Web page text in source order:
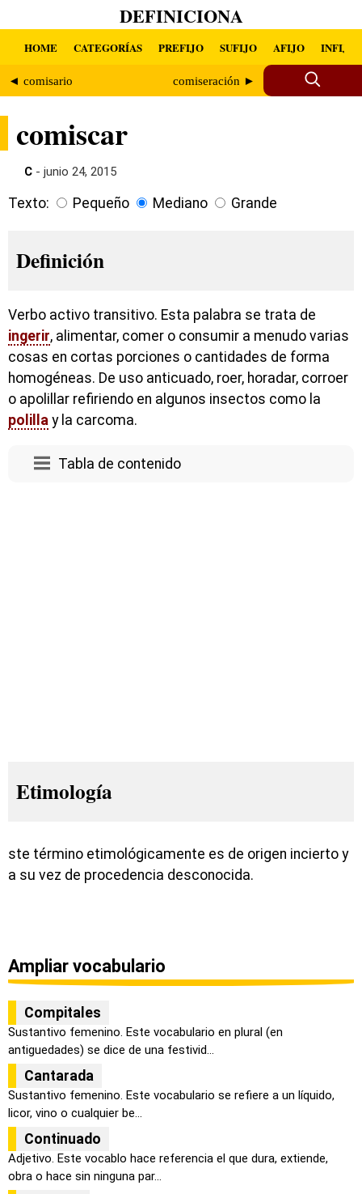
DEFINICIONA
HOME CATEGORÍAS PREFIJO SUFIJO AFIJO INFIJO
◄ comisario comiseración ►
comiscar
C - junio 24, 2015
Texto: Pequeño Mediano Grande
Definición
Verbo activo transitivo. Esta palabra se trata de
ingerir, alimentar, comer o consumir a menudo varias
cosas en cortas porciones o cantidades de forma
homogéneas. De uso anticuado, roer, horadar, corroer
o apolillar refiriendo en algunos insectos como la
polilla y la carcoma.
Tabla de contenido
Etimología
ste término etimológicamente es de origen incierto y
a su vez de procedencia desconocida.
Ampliar vocabulario
Compitales
Sustantivo femenino. Este vocabulario en plural (en
antiguedades) se dice de una festivid...
Cantarada
Sustantivo femenino. Este vocabulario se refiere a un líquido,
licor, vino o cualquier be...
Continuado
Adjetivo. Este vocablo hace referencia el que dura, extiende,
obra o hace sin ninguna par...